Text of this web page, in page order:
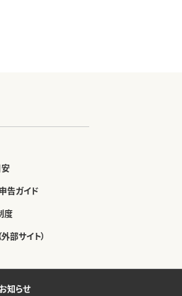
告ガイド
度
部サイト）
お知らせ